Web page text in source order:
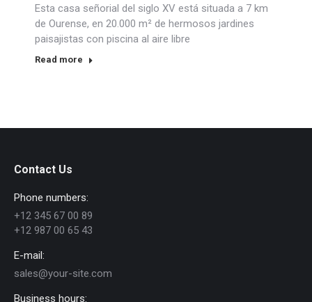
Esta casa señorial del siglo XV está situada a 7 km
de Ourense, en 20.000 m² de hermosos jardines
paisajistas con piscina al aire libre
Read more
Contact Us
Phone numbers:
+12 345 67 00 89
+12 987 00 65 43
E-mail:
sales@your-site.com
Business hours: